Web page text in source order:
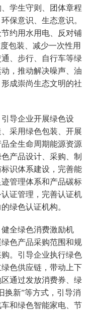
学生守则、团体章程
保意识、生态意识。
约用水用电、反对铺
包装、减少一次性用
、步行、自行车等绿
，推动解决噪声、油
成崇尚生态文明的社
引导企业开展绿色设
采用绿色包装、开展
全生命周期能源资源
产品设计、采购、制
识体系建设，完善能
管理体系和产品碳标
证管理，完善认证机
绿色认证机构。
健全绿色消费激励机
色产品采购范围和规
。引导企业执行绿色
色供应链，带动上下
通过发放消费券、绿
换新”等方式，引导消
和绿色智能家电、节